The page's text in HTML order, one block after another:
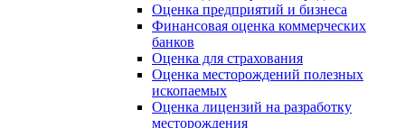
Оценка предприятий и бизнеса
Финансовая оценка коммерческих
банков
Оценка для страхования
Оценка месторождений полезных
ископаемых
Оценка лицензий на разработку
месторождения